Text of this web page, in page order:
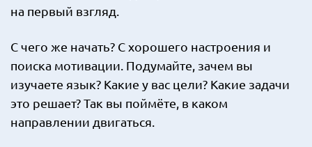
на первый взгляд.
С чего же начать? С хорошего настроения и
поиска мотивации. Подумайте, зачем вы
изучаете язык? Какие у вас цели? Какие задачи
это решает? Так вы поймёте, в каком
направлении двигаться.